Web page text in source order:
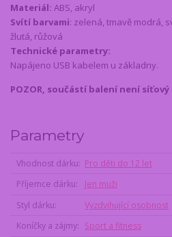
Materiál: ABS, akryl
Svítí barvami: zelená, tmavě modrá,
žlutá, růžová
Technické parametry:
Napájeno USB kabelem u základny.
POZOR, součástí balení není síťový
Parametry
Vhodnost dárku
Pro děti do 12 let
Příjemce dárku
Jen muži
Styl dárku
Vyzdvihující osobnost
Koníčky a zájmy
Sport a fitness